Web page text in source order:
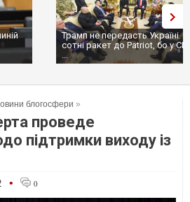
Трамп не передасть Україні
сотні ракет до Patriot, бо у
...
блогосфери »
проведе
підтримки виходу із
• 0